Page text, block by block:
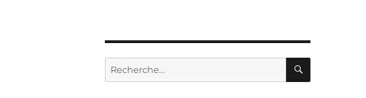
Recherche
pour :